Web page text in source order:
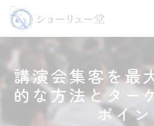
講演会集客を最
的な方法とター
ポイ